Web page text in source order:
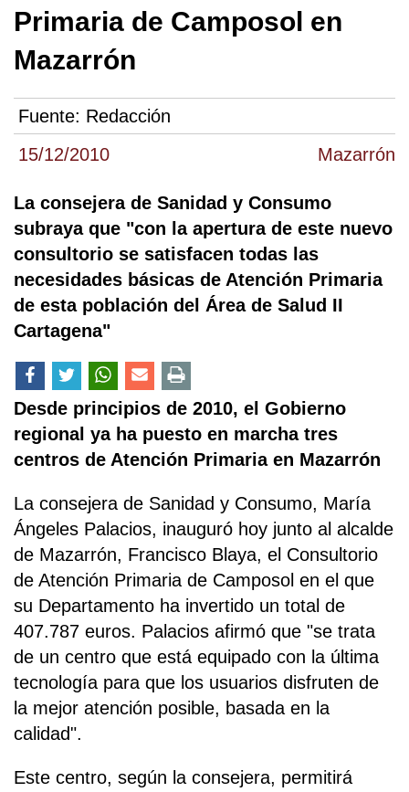
15/12/2010 Mazarrón
Primaria de Camposol en
Mazarrón
Fuente: Redacción
La consejera de Sanidad y Consumo
subraya que "con la apertura de este nuevo
consultorio se satisfacen todas las
necesidades básicas de Atención Primaria
de esta población del Área de Salud II
Cartagena"
Desde principios de 2010, el Gobierno
regional ya ha puesto en marcha tres
centros de Atención Primaria en Mazarrón
La consejera de Sanidad y Consumo, María
Ángeles Palacios, inauguró hoy junto al alcalde
de Mazarrón, Francisco Blaya, el Consultorio
de Atención Primaria de Camposol en el que
su Departamento ha invertido un total de
407.787 euros. Palacios afirmó que "se trata
de un centro que está equipado con la última
tecnología para que los usuarios disfruten de
la mejor atención posible, basada en la
calidad".
Este centro, según la consejera, permitirá